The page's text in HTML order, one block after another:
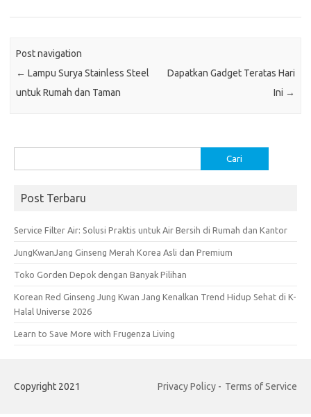
o
k
p
p
Post navigation
← Lampu Surya Stainless Steel
untuk Rumah dan Taman
Dapatkan Gadget Teratas Hari
Ini →
untuk:
Post Terbaru
Service Filter Air: Solusi Praktis untuk Air Bersih di Rumah dan Kantor
JungKwanJang Ginseng Merah Korea Asli dan Premium
Toko Gorden Depok dengan Banyak Pilihan
Korean Red Ginseng Jung Kwan Jang Kenalkan Trend Hidup Sehat di K-
Halal Universe 2026
Learn to Save More with Frugenza Living
Copyright 2021 Privacy Policy - Terms of Service